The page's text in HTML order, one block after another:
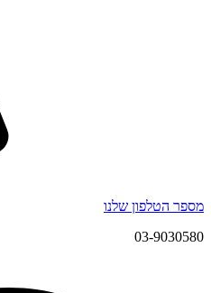
מספר הטלפון שלנו
03-9030580